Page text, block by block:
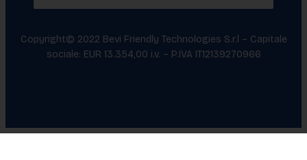
Copyright© 2022 Bevi Friendly Technologies S.r.l – Capitale
sociale: EUR 13.354,00 i.v. – P.IVA IT12139270966